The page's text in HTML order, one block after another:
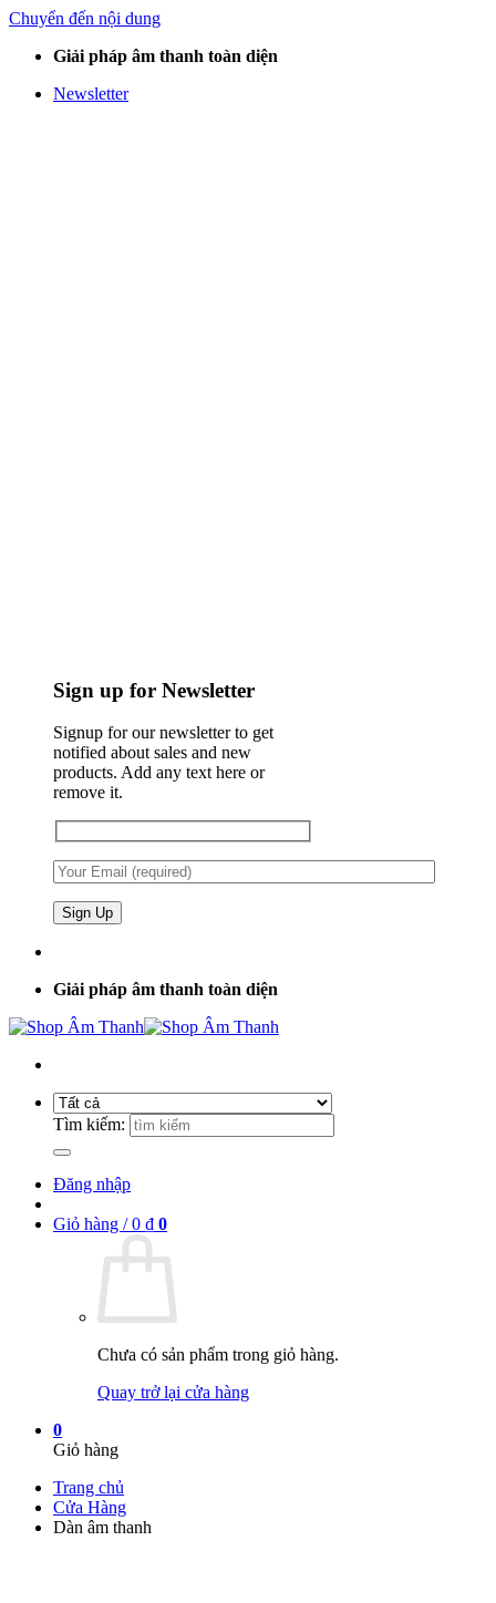
Chuyển đến nội dung
Giải pháp âm thanh toàn diện
Newsletter
Sign up for Newsletter
Signup for our newsletter to get
notified about sales and new
products. Add any text here or
remove it.
Giải pháp âm thanh toàn diện
Tìm kiếm:
Đăng nhập
Giỏ hàng /0 ₫ 0
Chưa có sản phẩm trong giỏ hàng.
Quay trở lại cửa hàng
0
Giỏ hàng
Trang chủ
Cửa Hàng
Dàn âm thanh